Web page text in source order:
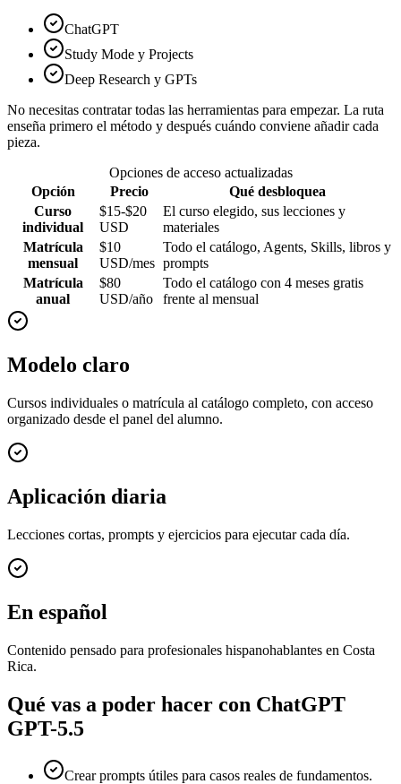
ChatGPT
Study Mode y Projects
Deep Research y GPTs
No necesitas contratar todas las herramientas para empezar. La ruta
enseña primero el método y después cuándo conviene añadir cada
pieza.
Opciones de acceso actualizadas
Opción
Precio
Qué desbloquea
Curso
individual
$15-$20
USD
El curso elegido, sus lecciones y
materiales
Matrícula
mensual
$10
USD/mes
Todo el catálogo, Agents, Skills, libros y
prompts
Matrícula
anual
$80
USD/año
Todo el catálogo con 4 meses gratis
frente al mensual
Modelo claro
Cursos individuales o matrícula al catálogo completo, con acceso
organizado desde el panel del alumno.
Aplicación diaria
Lecciones cortas, prompts y ejercicios para ejecutar cada día.
En español
Contenido pensado para profesionales hispanohablantes en Costa
Rica.
Qué vas a poder hacer con ChatGPT
GPT-5.5
Crear prompts útiles para casos reales de fundamentos.